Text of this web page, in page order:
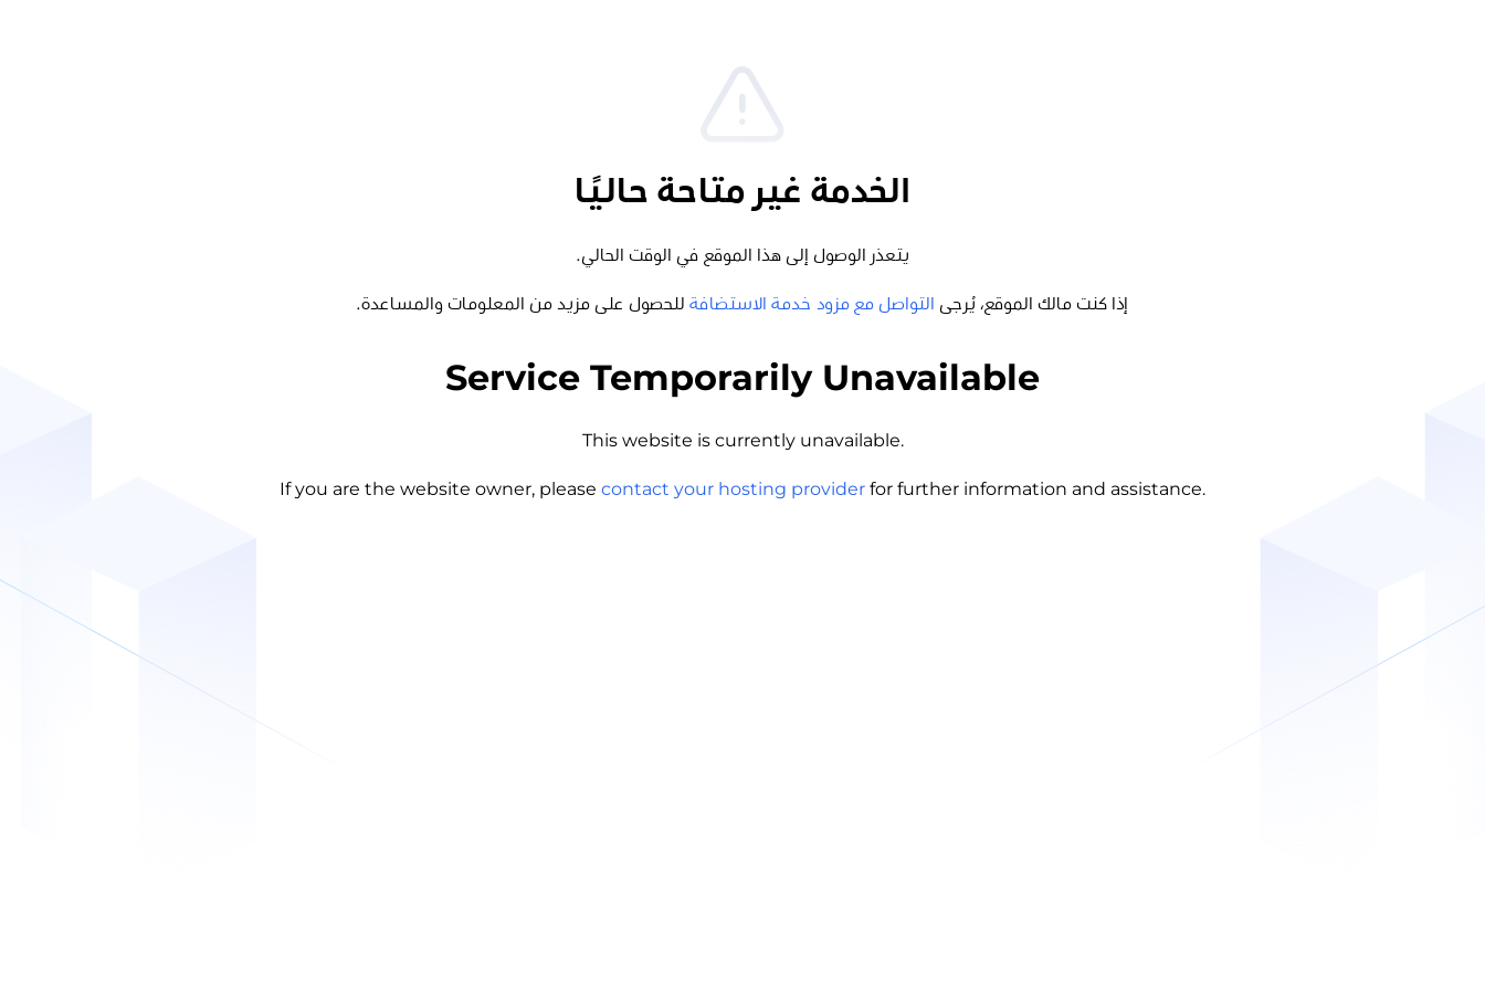
الخدمة غير متاحة حاليًا
يتعذر الوصول إلى هذا الموقع في الوقت الحالي.
إذا كنت مالك الموقع، يُرجى التواصل مع مزود خدمة الاستضافة للحصول على مزيد من المعلومات والمساعدة.
Service Temporarily Unavailable
This website is currently unavailable.
If you are the website owner, please contact your hosting provider for further information and assistance.